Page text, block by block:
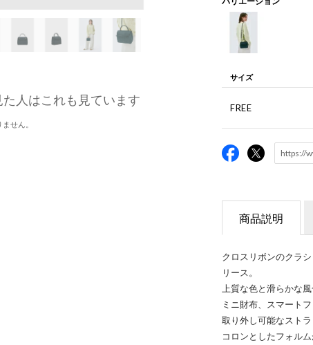
人はこれも見ています
せん。
サイズ
FREE
商品説明
クロスリボンのクラ
リース。
上質な色と滑らかな
ミニ財布、スマート
取り外し可能なスト
コロンとしたフォルム